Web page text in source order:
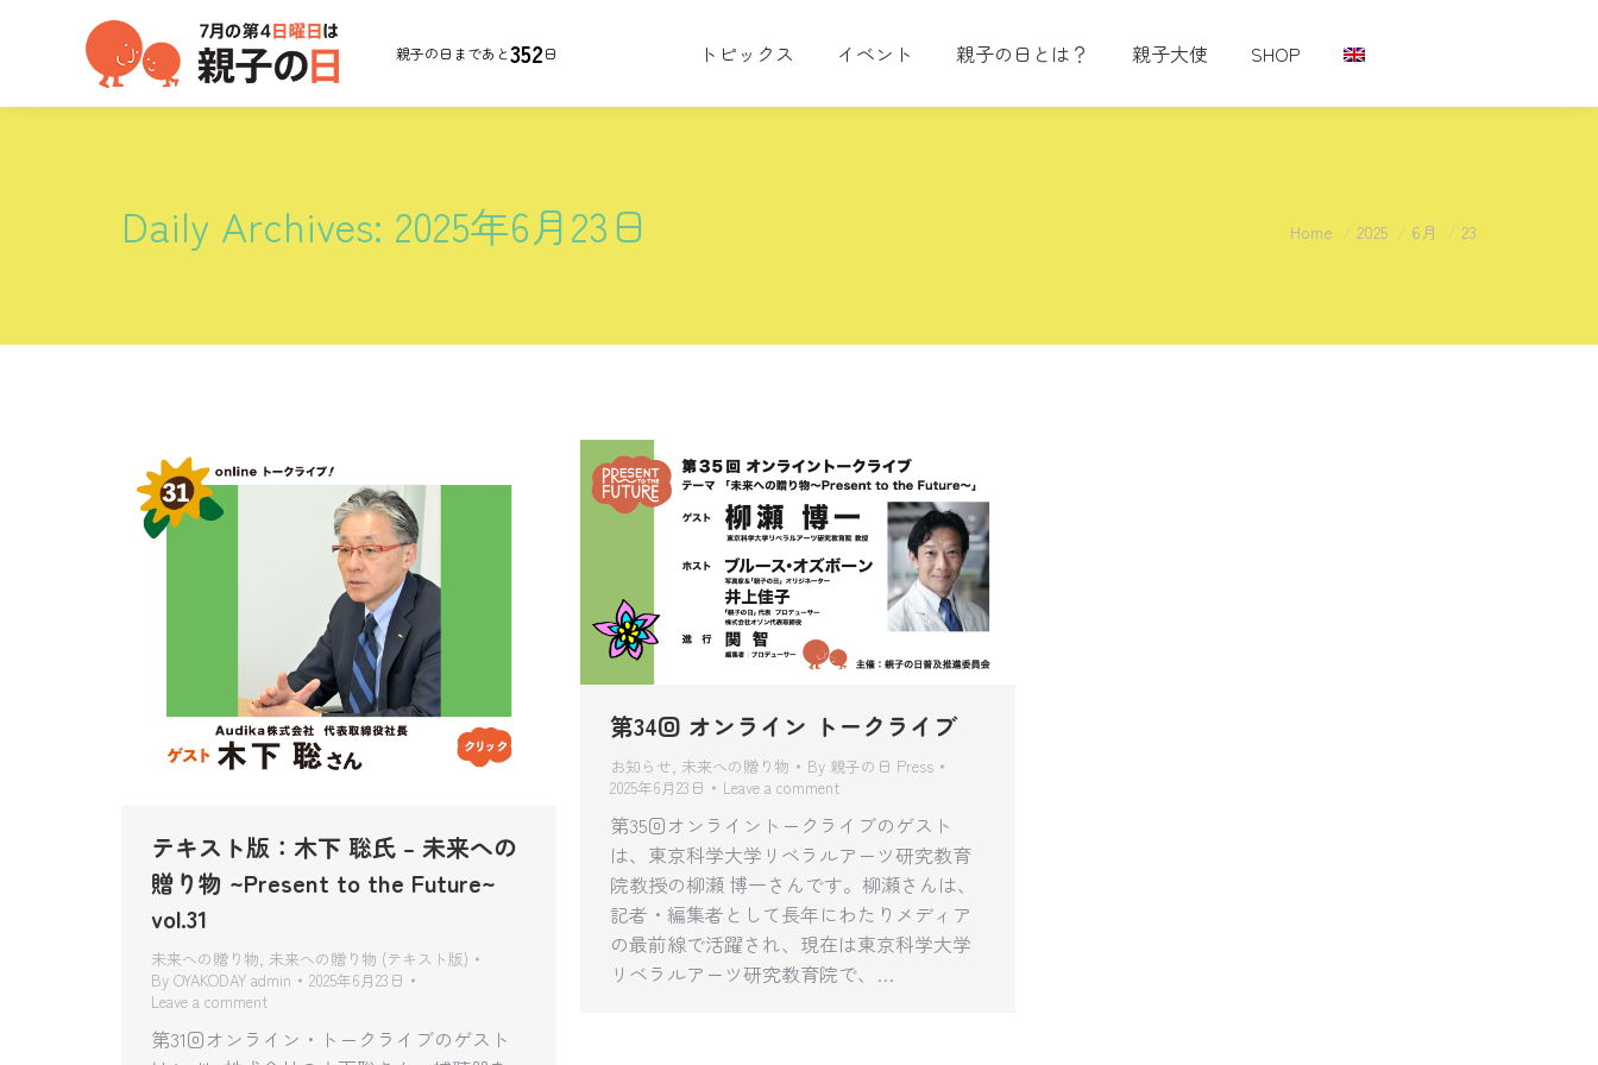
親子の日まであと352日 トピックス イベント 親子の日とは？ 親子大使 SHOP
Daily Archives: 2025年6月23日 You are here:
Home 2025 6月 23
テキスト版：木下 聡氏 – 未来への
贈り物 ~Present to the Future~
vol.31
未来への贈り物, 未来への贈り物 (テキスト版)
By OYAKODAY admin
2025年6月23日
Leave a comment
第31回オンライン・トークライブのゲスト
第34回 オンライン トークライブ
お知らせ, 未来への贈り物 By 親子の日 Press
2025年6月23日
Leave a comment
第35回オンライントークライブのゲスト
は、東京科学大学リベラルアーツ研究教育
院教授の柳瀬 博一さんです。柳瀬さんは、
記者・編集者として長年にわたりメディア
の最前線で活躍され、現在は東京科学大学
リベラルアーツ研究教育院で、…